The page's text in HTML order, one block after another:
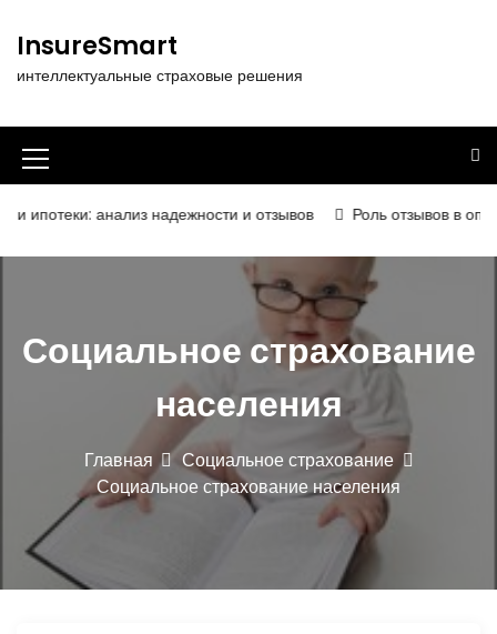
т
к
д
InsureSmart
интеллектуальные страховые решения
И
к
о
а
анализ надежности и отзывов Роль отзывов в
Социальное страхование
населения
Главная
Социальное страхование
Социальное страхование населения